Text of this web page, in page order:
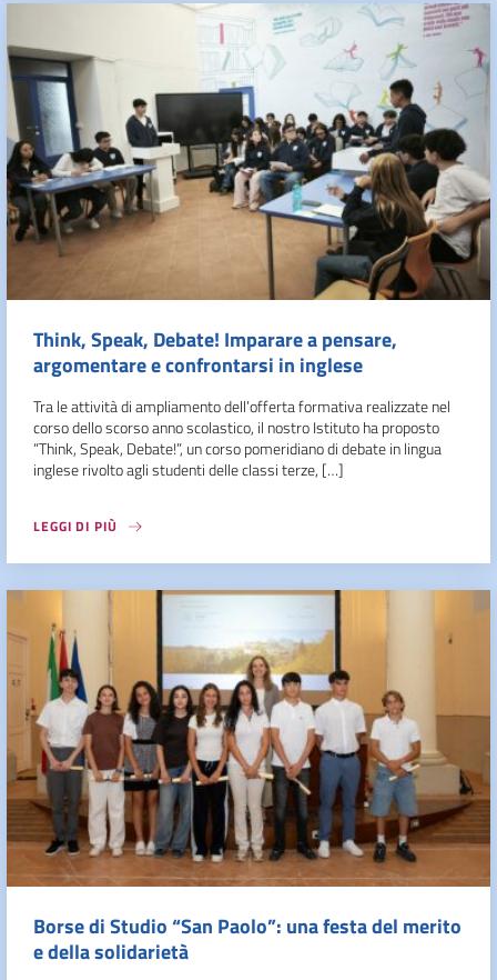
Think, Speak, Debate! Imparare a pensare,
argomentare e confrontarsi in inglese
Tra le attività di ampliamento dell’offerta formativa realizzate nel
corso dello scorso anno scolastico, il nostro Istituto ha proposto
“Think, Speak, Debate!”, un corso pomeridiano di debate in lingua
inglese rivolto agli studenti delle classi terze, […]
LEGGI DI PIÙ
Borse di Studio “San Paolo”: una festa del merito
e della solidarietà